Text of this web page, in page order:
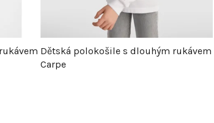
Dětská polokošile s dlouhým rukávem
Carpe